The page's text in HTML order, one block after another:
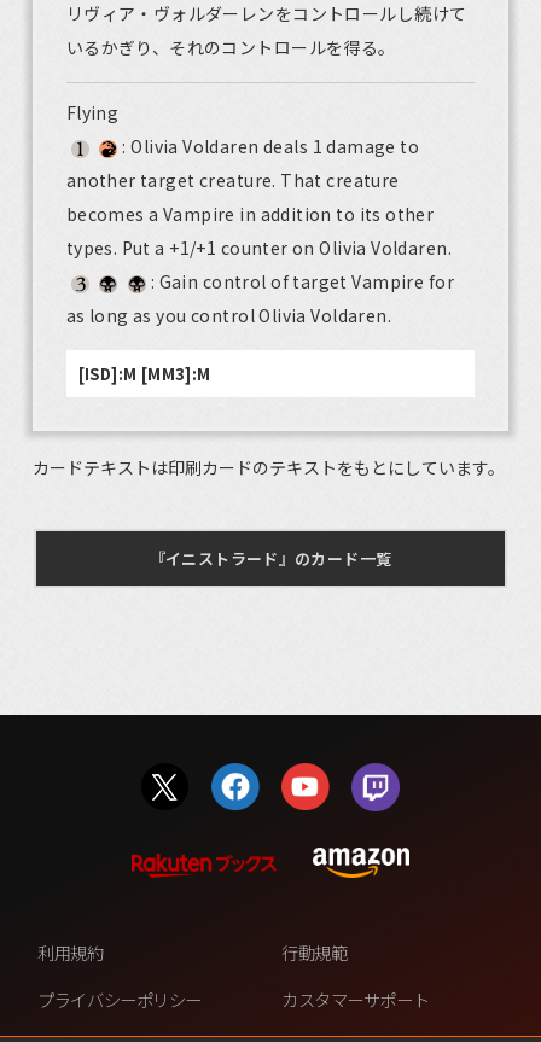
リヴィア・ヴォルダーレンをコントロールし続けて
いるかぎり、それのコントロールを得る。
Flying
: Olivia Voldaren deals 1 damage to
another target creature. That creature
becomes a Vampire in addition to its other
types. Put a +1/+1 counter on Olivia Voldaren.
: Gain control of target Vampire for
as long as you control Olivia Voldaren.
[ISD]:M [MM3]:M
カードテキストは印刷カードのテキストをもとにしています。
『イニストラード』のカード一覧
利用規約
行動規範
プライバシーポリシー
カスタマーサポート